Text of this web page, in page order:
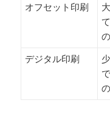
オフセット印刷
デジタル印刷